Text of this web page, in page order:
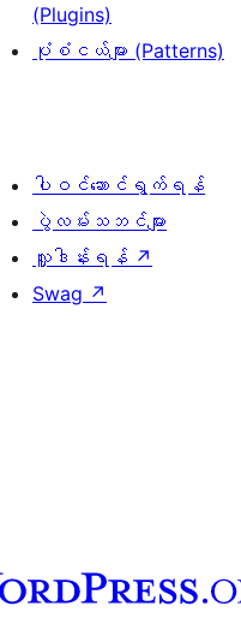
(Plugins)
ပုံစံငယ်များ (Patterns)
ပါဝင်ဆောင်ရွက်ရန်
ပွဲလမ်းသဘင်များ
လှူဒါန်းရန် ↗
Swag ↗